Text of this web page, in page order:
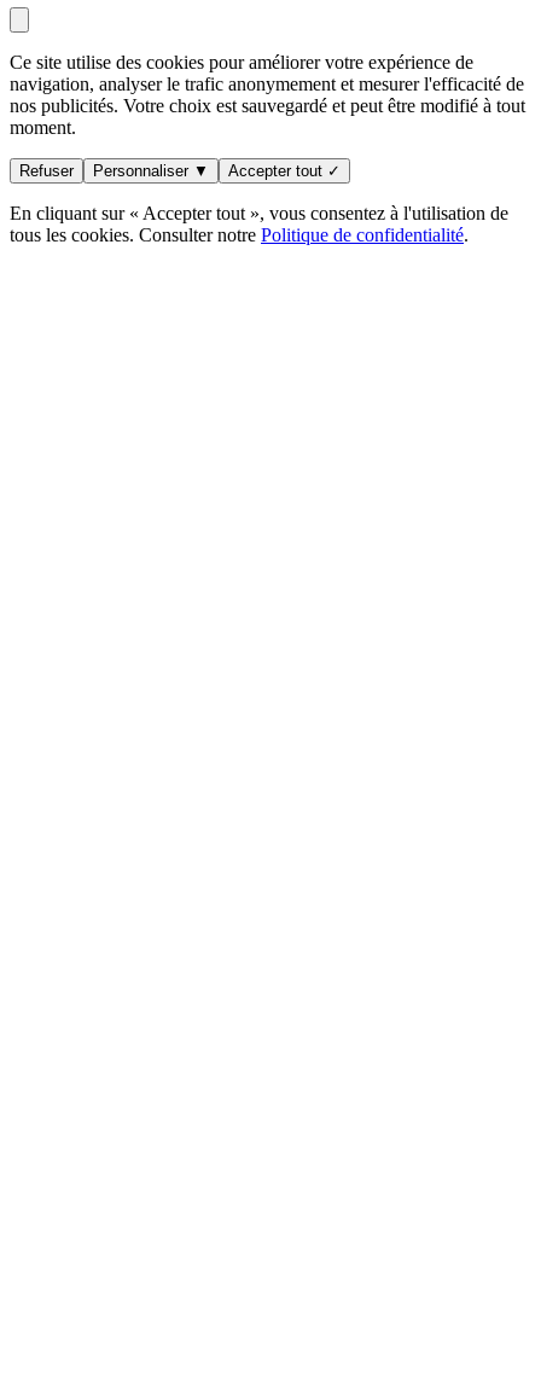
Ce site utilise des cookies pour améliorer votre expérience de
navigation, analyser le trafic anonymement et mesurer l'efficacité de
nos publicités. Votre choix est sauvegardé et peut être modifié à tout
moment.
Refuser Personnaliser ▼ Accepter tout ✓
En cliquant sur « Accepter tout », vous consentez à l'utilisation de
tous les cookies. Consulter notre Politique de confidentialité.